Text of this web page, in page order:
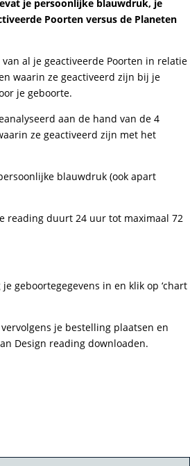
je persoonlijke blauwdruk, je
Poorten versus de Planeten
al je geactiveerde Poorten in relatie
waarin ze geactiveerd zijn bij je
je geboorte.
aan de hand van de 4
ze geactiveerd zijn met het
blauwdruk (ook apart
reading duurt 24 uur tot maximaal 72
geboortegegevens in en klik op ‘chart
je bestelling plaatsen en
Design reading downloaden.